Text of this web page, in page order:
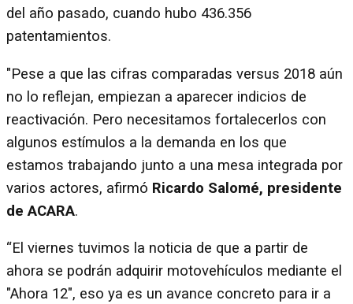
del año pasado, cuando hubo 436.356
patentamientos.
"Pese a que las cifras comparadas versus 2018 aún
no lo reflejan, empiezan a aparecer indicios de
reactivación. Pero necesitamos fortalecerlos con
algunos estímulos a la demanda en los que
estamos trabajando junto a una mesa integrada por
varios actores, afirmó Ricardo Salomé, presidente
de ACARA.
“El viernes tuvimos la noticia de que a partir de
ahora se podrán adquirir motovehículos mediante el
"Ahora 12", eso ya es un avance concreto para ir a